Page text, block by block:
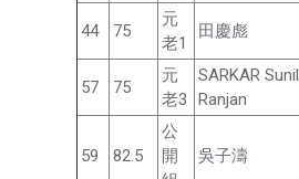
44 75
元
老1
田慶彪
57 75
元
老3
SARKAR Sunil
Ranjan
59 82.5
公
開
吳子濤